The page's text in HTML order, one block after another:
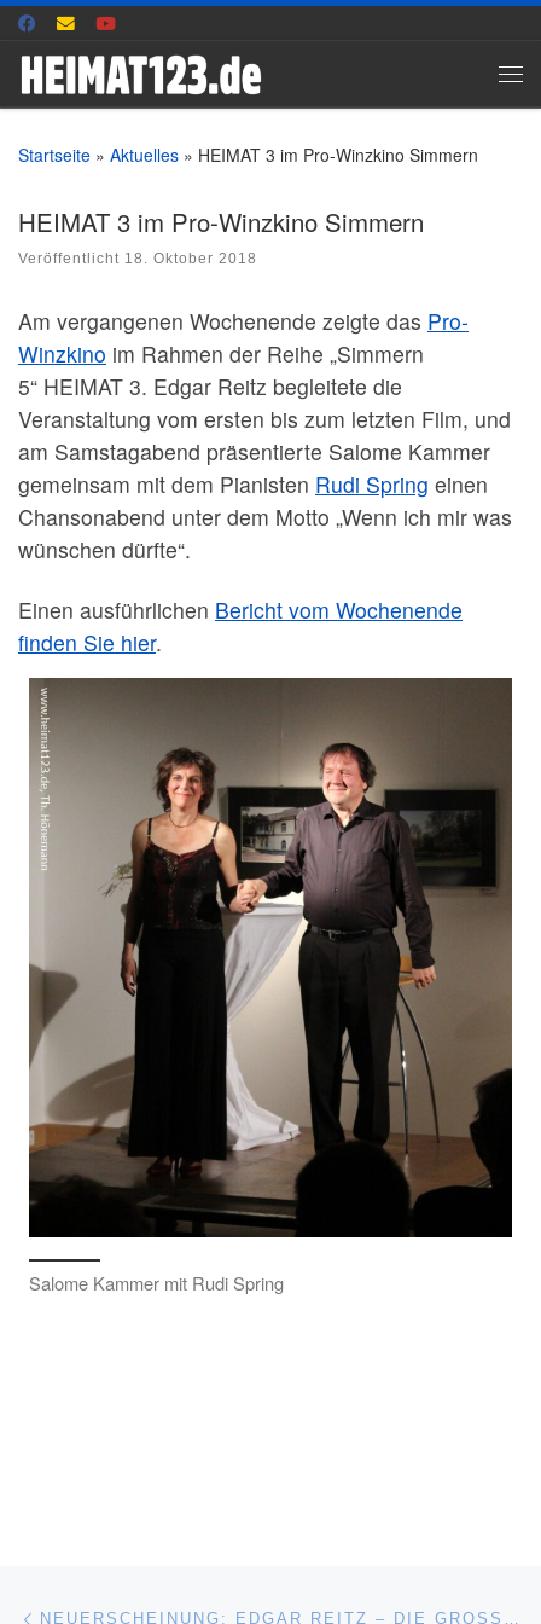
Zum Inhalt springen
Startseite » Aktuelles » HEIMAT 3 im Pro-Winzkino Simmern
HEIMAT 3 im Pro-Winzkino Simmern
Veröffentlicht 18. Oktober 2018
Am vergangenen Wochenende zeigte das Pro-
Winzkino im Rahmen der Reihe „Simmern
5“ HEIMAT 3. Edgar Reitz begleitete die
Veranstaltung vom ersten bis zum letzten Film, und
am Samstagabend präsentierte Salome Kammer
gemeinsam mit dem Pianisten Rudi Spring einen
Chansonabend unter dem Motto „Wenn ich mir was
wünschen dürfte“.
Einen ausführlichen Bericht vom Wochenende
finden Sie hier.
Salome Kammer mit Rudi Spring
NEUERSCHEINUNG: EDGAR REITZ – DIE GROSSE WERKSCHAU. EIN HANDBUCH